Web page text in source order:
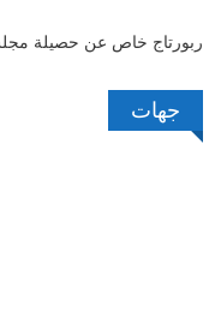
ربورتاج خاص عن حصيلة مجلس
جهات